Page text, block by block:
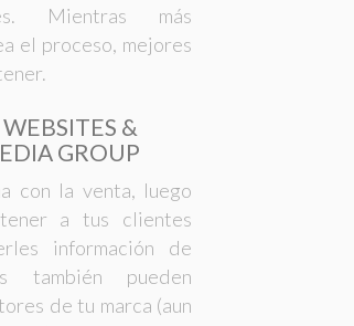
Mientras más
el proceso, mejores
&
GROUP
con la venta, luego
a tus clientes
información de
también pueden
de tu marca (aun